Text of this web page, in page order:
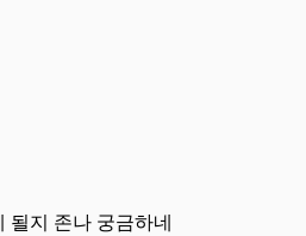
될지 존나 궁금하네